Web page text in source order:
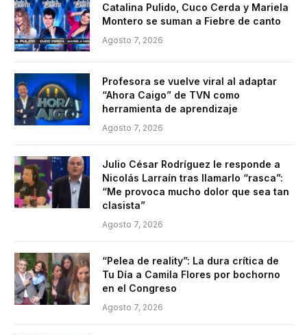
Catalina Pulido, Cuco Cerda y Mariela
Montero se suman a Fiebre de canto
Agosto 7, 2026
Profesora se vuelve viral al adaptar
“Ahora Caigo” de TVN como
herramienta de aprendizaje
Agosto 7, 2026
Julio César Rodríguez le responde a
Nicolás Larraín tras llamarlo “rasca”:
“Me provoca mucho dolor que sea tan
clasista”
Agosto 7, 2026
“Pelea de reality”: La dura crítica de
Tu Día a Camila Flores por bochorno
en el Congreso
Agosto 7, 2026